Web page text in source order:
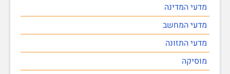
מדעי המדינה
מדעי המחשב
מדעי התזונה
מוסיקה